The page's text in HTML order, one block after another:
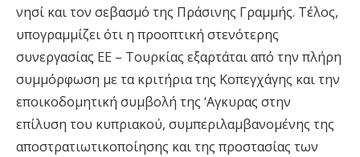
νησί και τον σεβασμό της Πράσινης Γραμμής. Τέλος,
υπογραμμίζει ότι η προοπτική στενότερης
συνεργασίας ΕΕ – Τουρκίας εξαρτάται από την πλήρη
συμμόρφωση με τα κριτήρια της Κοπεγχάγης και την
εποικοδομητική συμβολή της ‘Αγκυρας στην
επίλυση του κυπριακού, συμπεριλαμβανομένης της
αποστρατιωτικοποίησης και της προστασίας των